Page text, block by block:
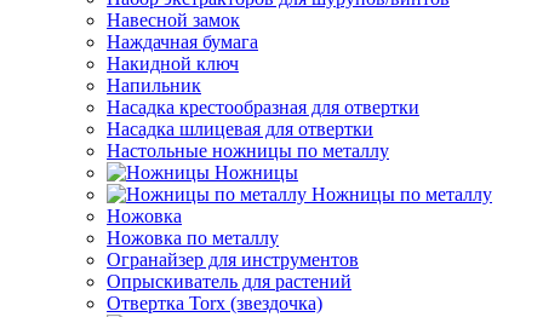
Навесной замок
Наждачная бумага
Накидной ключ
Напильник
Насадка крестообразная для отвертки
Насадка шлицевая для отвертки
Настольные ножницы по металлу
Ножницы
Ножницы по металлу
Ножовка
Ножовка по металлу
Огранайзер для инструментов
Опрыскиватель для растений
Отвертка Torx (звездочка)